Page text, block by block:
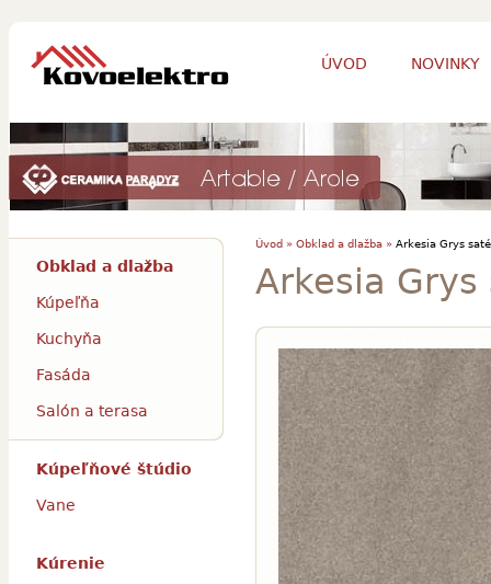
ÚVOD NOVINKY
Úvod » Obklad a dlažba »Arkesia Grys
Arkesia
Obklad a dlažba
Kúpeľňa
Kuchyňa
Fasáda
Salón a terasa
Kúpeľňové štúdio
Vane
Kúrenie